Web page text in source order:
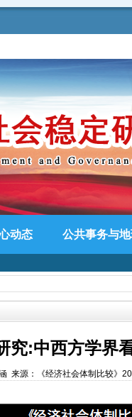
动态 公共事务与
究:中西方学界
来源：《经济社会体制比较》